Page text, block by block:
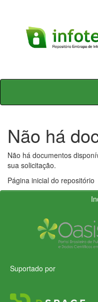
Skip
Não há
Não há documentos
sua solicitação.
Página inicial do repositório
Suportado por